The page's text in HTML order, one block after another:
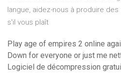
langue, aidez-nous à produire
s'il vous plaît
Play age of empires 2 online
Down for everyone or just me
Logiciel de décompression